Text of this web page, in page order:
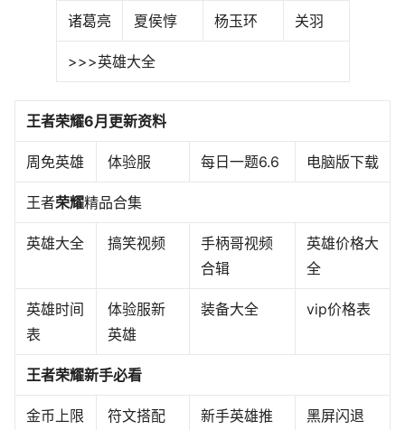
诸葛亮 夏侯惇 杨玉环 关羽
>>>英雄大全
王者荣耀6月更新资料
周免英雄 体验服 每日一题6.6 电脑版下载
王者荣耀精品合集
英雄大全 搞笑视频
手柄哥视频
合辑
英雄价格大
全
英雄时间
表
体验服新
英雄
装备大全 vip价格表
王者荣耀新手必看
金币上限 符文搭配
新手英雄推
黑屏闪退